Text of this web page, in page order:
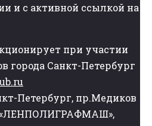
и с активной ссылкой на
при участии
города Санкт-Петербург
Петербург, пр.Медиков
«ЛЕНПОЛИГРАФМАШ»,